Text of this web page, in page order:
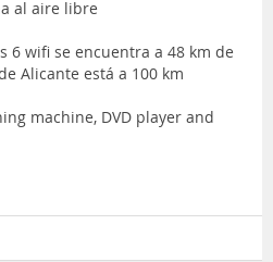
al aire libre
6 wifi se encuentra a 48 km de
Alicante está a 100 km
machine, DVD player and